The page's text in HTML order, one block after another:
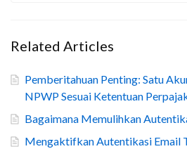
Related Articles
Pemberitahuan Penting: Satu
NPWP Sesuai Ketentuan
Bagaimana Memulihkan
Mengaktifkan Autentikasi Email